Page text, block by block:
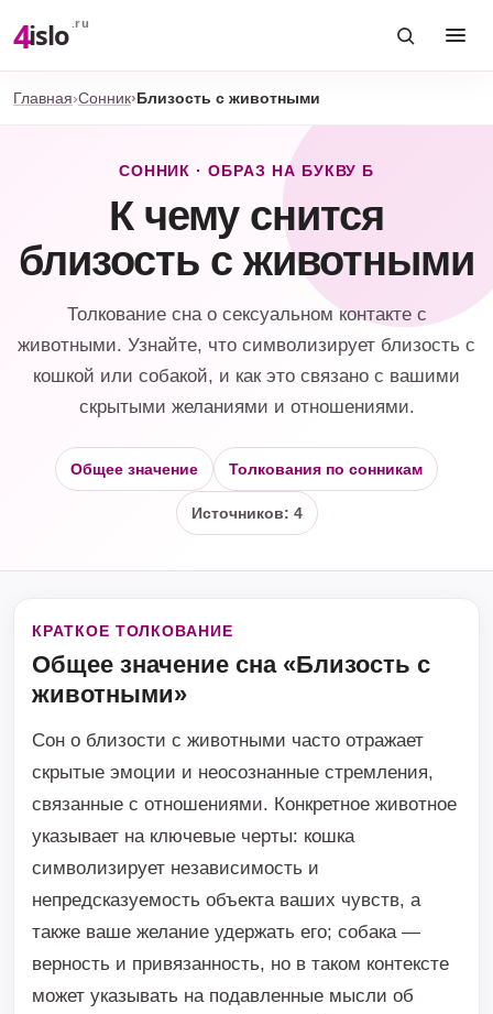
4islo .ru
Главная Сонник Близость с животными
СОННИК · ОБРАЗ НА БУКВУ Б
К чему снится
близость с животными
Толкование сна о сексуальном контакте с
животными. Узнайте, что символизирует близость с
кошкой или собакой, и как это связано с вашими
скрытыми желаниями и отношениями.
Общее значение Толкования по сонникам
Источников: 4
КРАТКОЕ ТОЛКОВАНИЕ
Общее значение сна «Близость с
животными»
Сон о близости с животными часто отражает
скрытые эмоции и неосознанные стремления,
связанные с отношениями. Конкретное животное
указывает на ключевые черты: кошка
символизирует независимость и
непредсказуемость объекта ваших чувств, а
также ваше желание удержать его; собака —
верность и привязанность, но в таком контексте
может указывать на подавленные мысли об